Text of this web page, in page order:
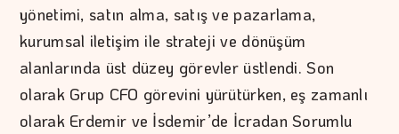
yönetimi, satın alma, satış ve pazarlama,
kurumsal iletişim ile strateji ve dönüşüm
alanlarında üst düzey görevler üstlendi. Son
olarak Grup CFO görevini yürütürken, eş zamanlı
olarak Erdemir ve İsdemir’de İcradan Sorumlu